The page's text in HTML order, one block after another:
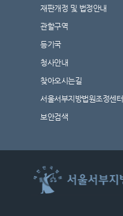
재판개정 및 법정안내
관할구역
등기국
청사안내
찾아오시는길
서울서부지방법원조정센터
보안검색